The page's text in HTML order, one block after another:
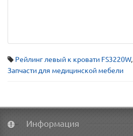
Рейлинг левый к кровати FS3220W,
Запчасти для медицинской мебели
Информация